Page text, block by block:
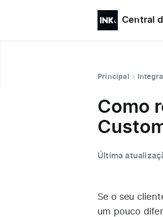
Central
Principal
Como
Última
Se o seu
um pouco